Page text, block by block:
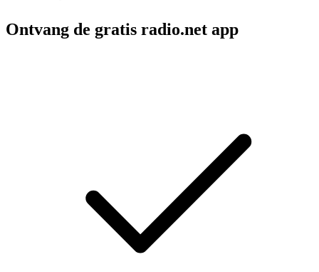
Ontvang de gratis radio.net app